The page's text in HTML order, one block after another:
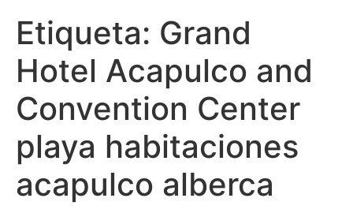
Etiqueta: Grand
Hotel Acapulco and
Convention Center
playa habitaciones
acapulco alberca